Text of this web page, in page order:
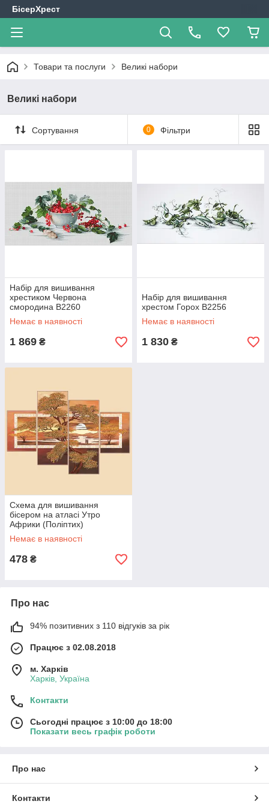
БісерХрест
Товари та послуги Великі набори
Великі набори
Сортування 0 Фільтри
Набір для вишивання
хрестиком Червона
смородина В2260
Немає в наявності
1 869 ₴
Набір для вишивання
хрестом Горох В2256
Немає в наявності
1 830 ₴
Схема для вишивання
бісером на атласі Утро
Африки (Поліптих)
Немає в наявності
478 ₴
Про нас
94% позитивних з 110 відгуків за рік
Працює з 02.08.2018
м. Харків
Харків, Україна
Контакти
Сьогодні працює з 10:00 до 18:00
Показати весь графік роботи
Про нас
Контакти